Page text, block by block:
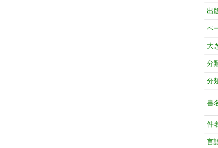
出
ペ
大
分
分
書
件
言